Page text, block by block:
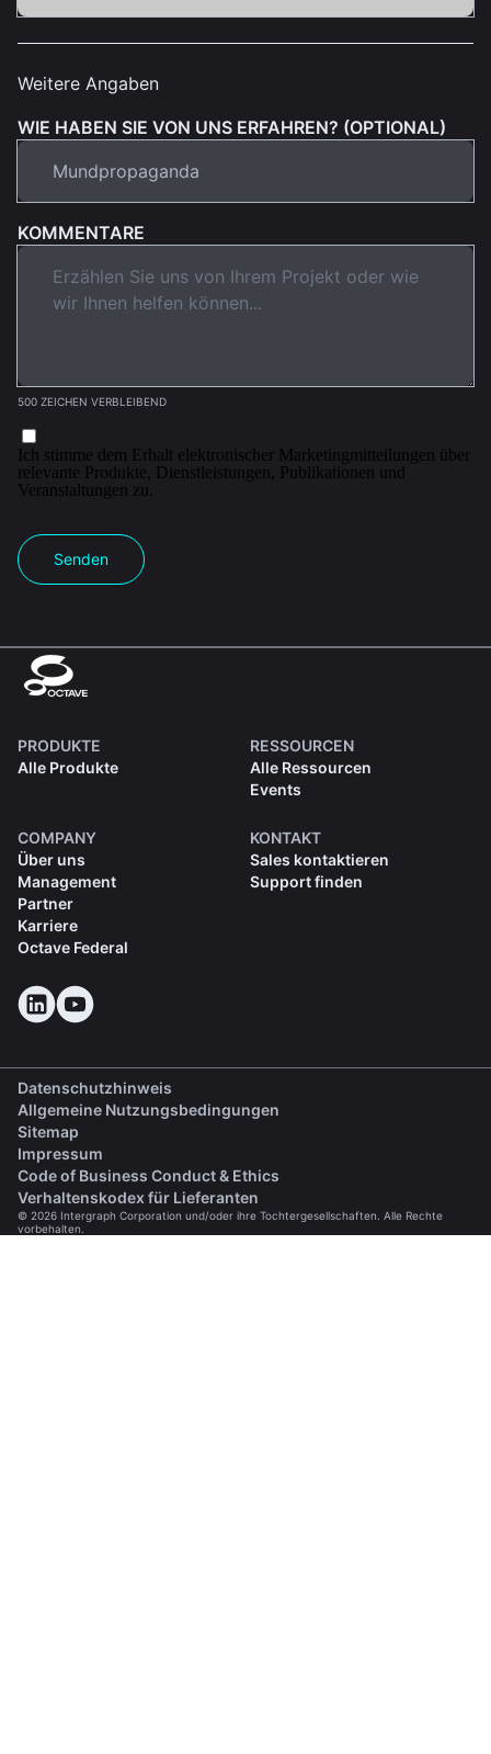
Weitere Angaben
WIE HABEN SIE VON UNS ERFAHREN? (OPTIONAL)
KOMMENTARE
500 ZEICHEN VERBLEIBEND
Ich stimme dem Erhalt elektronischer Marketingmitteilungen über
relevante Produkte, Dienstleistungen, Publikationen und
Veranstaltungen zu.
Senden
PRODUKTE
Alle Produkte
RESSOURCEN
Alle Ressourcen
Events
COMPANY
Über uns
Management
Partner
Karriere
Octave Federal
KONTAKT
Sales kontaktieren
Support finden
Datenschutzhinweis
Allgemeine Nutzungsbedingungen
Sitemap
Impressum
Code of Business Conduct & Ethics
Verhaltenskodex für Lieferanten
© 2026 Intergraph Corporation und/oder ihre Tochtergesellschaften. Alle Rechte
vorbehalten.